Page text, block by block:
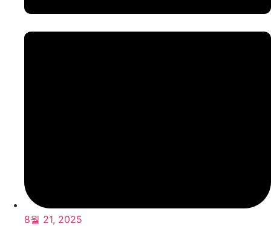
8월 21, 2025